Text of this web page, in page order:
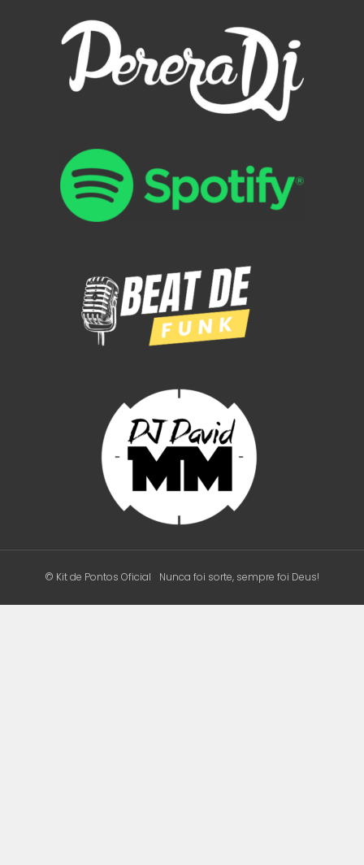
© Kit de Pontos Oficial Nunca foi sorte, sempre foi Deus!